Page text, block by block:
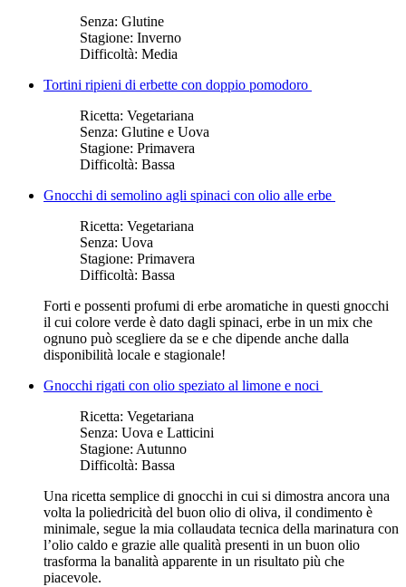
Senza: Glutine
Stagione: Inverno
Difficoltà: Media
Tortini ripieni di erbette con doppio pomodoro
Ricetta: Vegetariana
Senza: Glutine e Uova
Stagione: Primavera
Difficoltà: Bassa
Gnocchi di semolino agli spinaci con olio alle erbe
Ricetta: Vegetariana
Senza: Uova
Stagione: Primavera
Difficoltà: Bassa
Forti e possenti profumi di erbe aromatiche in questi gnocchi
il cui colore verde è dato dagli spinaci, erbe in un mix che
ognuno può scegliere da se e che dipende anche dalla
disponibilità locale e stagionale!
Gnocchi rigati con olio speziato al limone e noci
Ricetta: Vegetariana
Senza: Uova e Latticini
Stagione: Autunno
Difficoltà: Bassa
Una ricetta semplice di gnocchi in cui si dimostra ancora una
volta la poliedricità del buon olio di oliva, il condimento è
minimale, segue la mia collaudata tecnica della marinatura con
l’olio caldo e grazie alle qualità presenti in un buon olio
trasforma la banalità apparente in un risultato più che
piacevole.